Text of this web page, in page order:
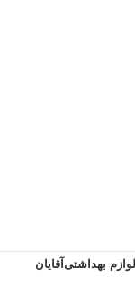
لوازم بهداشتیآقایان